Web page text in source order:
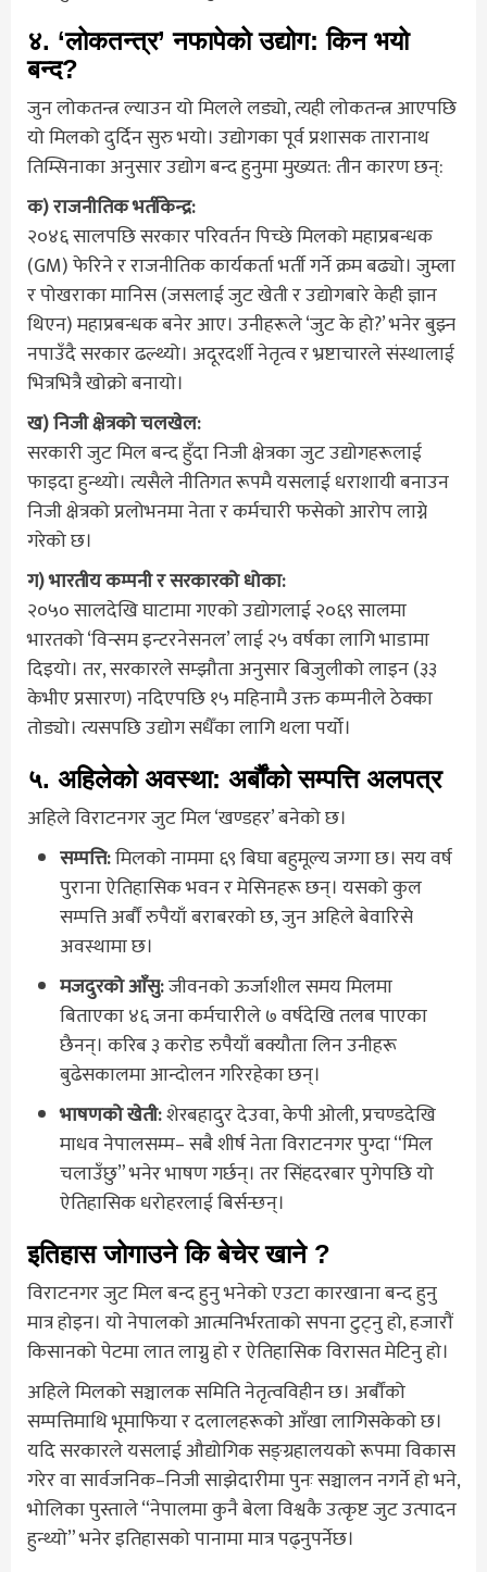
४. ‘लोकतन्त्र’ नफापेको उद्योग: किन भयो
बन्द?
जुन लोकतन्त्र ल्याउन यो मिलले लड्यो, त्यही लोकतन्त्र आएपछि
यो मिलको दुर्दिन सुरु भयो। उद्योगका पूर्व प्रशासक तारानाथ
तिम्सिनाका अनुसार उद्योग बन्द हुनुमा मुख्यत: तीन कारण छन्:
क) राजनीतिक भर्तीकेन्द्र:
२०४६ सालपछि सरकार परिवर्तन पिच्छे मिलको महाप्रबन्धक
(GM) फेरिने र राजनीतिक कार्यकर्ता भर्ती गर्ने क्रम बढ्यो। जुम्ला
र पोखराका मानिस (जसलाई जुट खेती र उद्योगबारे केही ज्ञान
थिएन) महाप्रबन्धक बनेर आए। उनीहरूले ‘जुट के हो?’ भनेर बुझ्न
नपाउँदै सरकार ढल्थ्यो। अदूरदर्शी नेतृत्व र भ्रष्टाचारले संस्थालाई
भित्रभित्रै खोक्रो बनायो।
ख) निजी क्षेत्रको चलखेल:
सरकारी जुट मिल बन्द हुँदा निजी क्षेत्रका जुट उद्योगहरूलाई
फाइदा हुन्थ्यो। त्यसैले नीतिगत रूपमै यसलाई धराशायी बनाउन
निजी क्षेत्रको प्रलोभनमा नेता र कर्मचारी फसेको आरोप लाग्ने
गरेको छ।
ग) भारतीय कम्पनी र सरकारको धोका:
२०५० सालदेखि घाटामा गएको उद्योगलाई २०६९ सालमा
भारतको ‘विन्सम इन्टरनेसनल’ लाई २५ वर्षका लागि भाडामा
दिइयो। तर, सरकारले सम्झौता अनुसार बिजुलीको लाइन (३३
केभीए प्रसारण) नदिएपछि १५ महिनामै उक्त कम्पनीले ठेक्का
तोड्यो। त्यसपछि उद्योग सधैँका लागि थला पर्यो।
५. अहिलेको अवस्था: अर्बौंको सम्पत्ति अलपत्र
अहिले विराटनगर जुट मिल ‘खण्डहर’ बनेको छ।
सम्पत्ति:मिलको नाममा ६९ बिघा बहुमूल्य जग्गा छ। सय वर्ष
पुराना ऐतिहासिक भवन र मेसिनहरू छन्। यसको कुल
सम्पत्ति अर्बौं रुपैयाँ बराबरको छ, जुन अहिले बेवारिसे
अवस्थामा छ।
मजदुरको आँसु:जीवनको ऊर्जाशील समय मिलमा
बिताएका ४६ जना कर्मचारीले ७ वर्षदेखि तलब पाएका
छैनन्। करिब ३ करोड रुपैयाँ बक्यौता लिन उनीहरू
बुढेसकालमा आन्दोलन गरिरहेका छन्।
भाषणको खेती:शेरबहादुर देउवा, केपी ओली, प्रचण्डदेखि
माधव नेपालसम्म– सबै शीर्ष नेता विराटनगर पुग्दा “मिल
चलाउँछु” भनेर भाषण गर्छन्। तर सिंहदरबार पुगेपछि यो
ऐतिहासिक धरोहरलाई बिर्सन्छन्।
इतिहास जोगाउने कि बेचेर खाने ?
विराटनगर जुट मिल बन्द हुनु भनेको एउटा कारखाना बन्द हुनु
मात्र होइन। यो नेपालको आत्मनिर्भरताको सपना टुट्नु हो, हजारौं
किसानको पेटमा लात लाग्नु हो र ऐतिहासिक विरासत मेटिनु हो।
अहिले मिलको सञ्चालक समिति नेतृत्वविहीन छ। अर्बौंको
सम्पत्तिमाथि भूमाफिया र दलालहरूको आँखा लागिसकेको छ।
यदि सरकारले यसलाई औद्योगिक सङ्ग्रहालयको रूपमा विकास
गरेर वा सार्वजनिक–निजी साझेदारीमा पुनः सञ्चालन नगर्ने हो भने,
भोलिका पुस्ताले “नेपालमा कुनै बेला विश्वकै उत्कृष्ट जुट उत्पादन
हुन्थ्यो” भनेर इतिहासको पानामा मात्र पढ्नुपर्नेछ।